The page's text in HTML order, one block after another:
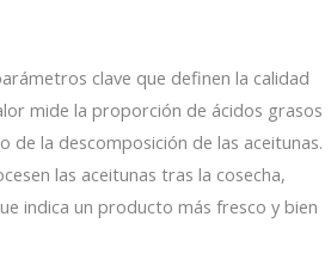
clave que definen la calidad
mide la proporción de ácidos grasos
de la descomposición de las aceitunas.
las aceitunas tras la cosecha,
indica un producto más fresco y bien